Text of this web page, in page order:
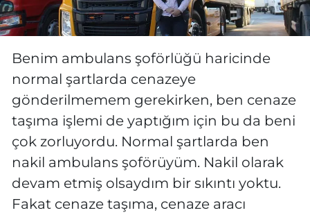
Benim ambulans şoförlüğü haricinde
normal şartlarda cenazeye
gönderilmemem gerekirken, ben cenaze
taşıma işlemi de yaptığım için bu da beni
çok zorluyordu. Normal şartlarda ben
nakil ambulans şoförüyüm. Nakil olarak
devam etmiş olsaydım bir sıkıntı yoktu.
Fakat cenaze taşıma, cenaze aracı